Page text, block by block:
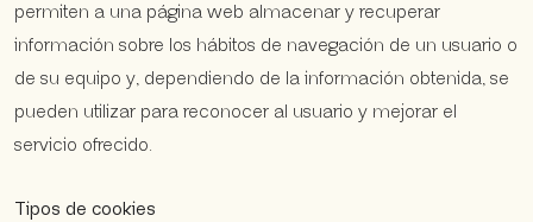
permiten a una página web almacenar y recuperar
información sobre los hábitos de navegación de un usuario o
de su equipo y, dependiendo de la información obtenida, se
pueden utilizar para reconocer al usuario y mejorar el
servicio ofrecido.
Tipos de cookies